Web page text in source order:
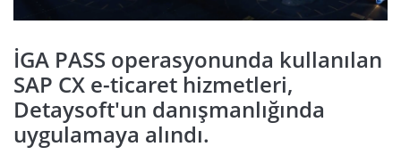
İGA PASS operasyonunda kullanılan
SAP CX e-ticaret hizmetleri,
Detaysoft'un danışmanlığında
uygulamaya alındı.